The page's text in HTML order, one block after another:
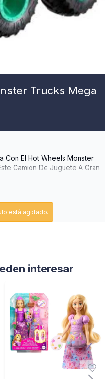
Trucks Mega
Con El Hot Wheels Monster
Camión De Juguete A Gran
Personalidad Al Monster
Y Ruedas Gigantes,
está agotado.
interesar